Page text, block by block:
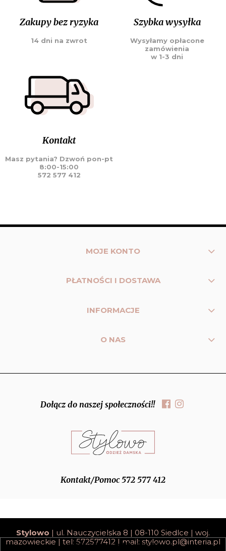
Zakupy bez ryzyka
14 dni na zwrot
Szybka wysyłka
Wysyłamy opłacone
zamówienia
w 1-3 dni
Kontakt
Masz pytania? Dzwoń pon-pt
8:00-15:00
572 577 412
MOJE KONTO
PŁATNOŚCI I DOSTAWA
INFORMACJE
O NAS
Dołącz do naszej społeczności!!
Kontakt/Pomoc 572 577 412
Stylowo | ul. Nauczycielska 8 | 08-110 Siedlce | woj.
mazowieckie | tel: 572577412 | mail: stylowo.pl@interia.pl
pokaż pełną wersję strony